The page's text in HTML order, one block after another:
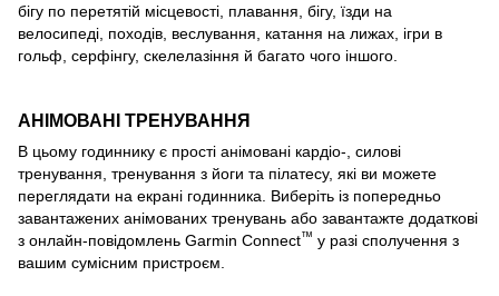
бігу по перетятій місцевості, плавання, бігу, їзди на
велосипеді, походів, веслування, катання на лижах, ігри в
гольф, серфінгу, скелелазіння й багато чого іншого.
АНІМОВАНІ ТРЕНУВАННЯ
В цьому годиннику є прості анімовані кардіо-, силові
тренування, тренування з йоги та пілатесу, які ви можете
переглядати на екрані годинника. Виберіть із попередньо
завантажених анімованих тренувань або завантажте додаткові
з онлайн-повідомлень Garmin Connect™ у разі сполучення з
вашим сумісним пристроєм.